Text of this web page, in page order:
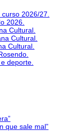
2026/27.
2026.
Cultural.
Cultural.
Cultural.
deporte.
que sale mal”